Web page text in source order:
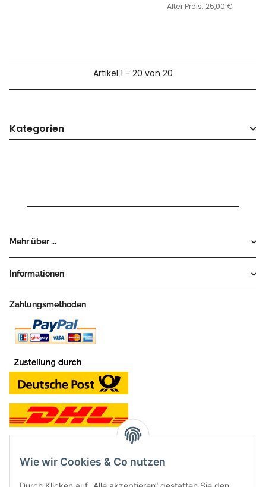
Alter Preis:25,00 €
Artikel 1 - 20 von 20
Kategorien
Mehr über ...
Informationen
Zahlungsmethoden
Wie wir Cookies & Co nutzen